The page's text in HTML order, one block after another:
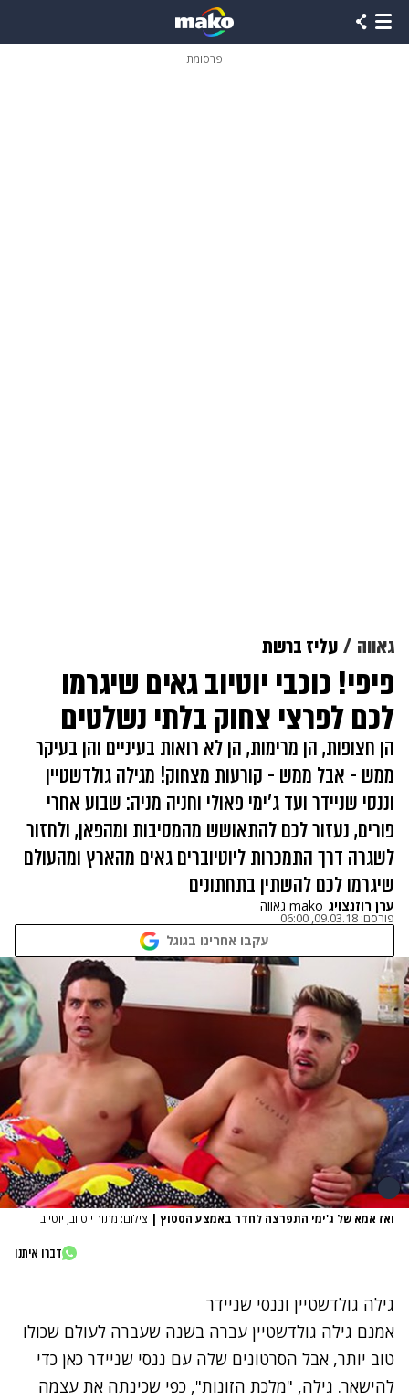
פרסומת
גאווה עליז ברשת
פיפי! כוכבי יוטיוב גאים שיגרמו
לכם לפרצי צחוק בלתי נשלטים
הן חצופות, הן מרימות, הן לא רואות בעיניים והן בעיקר
ממש - אבל ממש - קורעות מצחוק! מגילה גולדשטיין
וננסי שניידר ועד ג'ימי פאולי וחניה מניה: שבוע אחרי
פורים, נעזור לכם להתאושש מהמסיבות ומהפאן, ולחזור
לשגרה דרך התמכרות ליוטיוברים גאים מהארץ ומהעולם
שיגרמו לכם להשתין בתחתונים
ערן רוזנצויג mako גאווה
פורסם: 09.03.18, 06:00
עקבו אחרינו בגוגל
ואז אמא של ג'ימי התפרצה לחדר באמצע הסטוץ | צילום: מתוך יוטיוב, יוטיוב
דברו איתנו
גילה גולדשטיין וננסי שניידר
אמנם גילה גולדשטיין עברה בשנה שעברה לעולם שכולו
טוב יותר, אבל הסרטונים שלה עם ננסי שניידר כאן כדי
להישאר. גילה, "מלכת הזונות", כפי שכינתה את עצמה